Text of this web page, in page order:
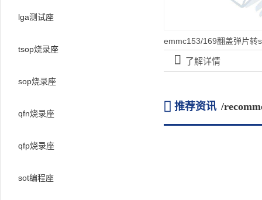
󰀡 了解详情
 推荐资讯 /
lga测试座
tsop烧录座
sop烧录座
qfn烧录座
qfp烧录座
sot编程座